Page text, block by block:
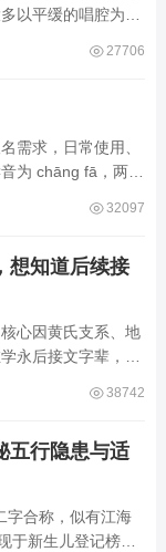
以平缓的唱腔为
。睡前思绪繁杂、
27706
需求，日常使用、
为 chāng fā，两个
，发字核心指向发
32097
想知道后续接
心因黄氏支系、地
永后接文字辈，完
谱里能明确查到，
38742
五行隐患与适
字合称，似有江海
于新生儿登记榜